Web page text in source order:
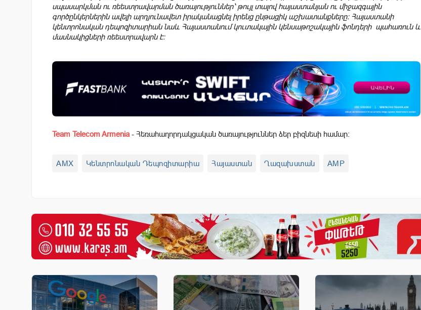
սպասարկման ու ռեեստրավարման ծառայություններ՝ թույլ տալով հայաստանյան ու միջազգային
գործընկերներին ավելի արդյունավետ իրականացնել իրենց ընթացիկ աշխատանքները։ Հայաստանի
կենտրոնական դեպոզիտարիան նաև Հայաստանում կուտակային կենսաթոշակային ֆոնդերի պահառուն և
մասնակիցների ռեեստրավարն է:
Team Telecom Armenia - Հեռահաղորդակցական ծառայություններ ձեր բիզնեսի համար:
AMX Կենտրոնական Դեպոզիտարիա Հայաստան Ղազախստան AMP